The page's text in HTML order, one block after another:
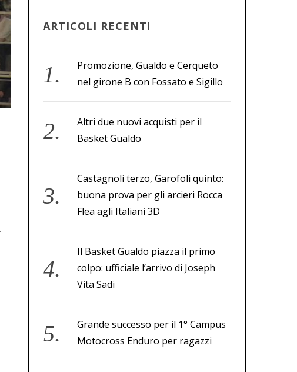
ARTICOLI RECENTI
Promozione, Gualdo e Cerqueto
nel girone B con Fossato e Sigillo
Altri due nuovi acquisti per il
Basket Gualdo
Castagnoli terzo, Garofoli quinto:
buona prova per gli arcieri Rocca
Flea agli Italiani 3D
Il Basket Gualdo piazza il primo
colpo: ufficiale l’arrivo di Joseph
Vita Sadi
Grande successo per il 1° Campus
Motocross Enduro per ragazzi